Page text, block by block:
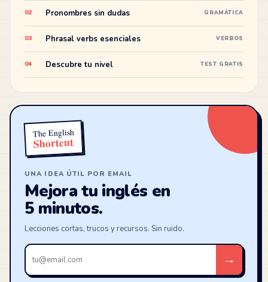
02 Pronombres sin dudas GRAMÁTICA
03 Phrasal verbs esenciales VERBOS
04 Descubre tu nivel TEST GRATIS
The English
Shortcut
UNA IDEA ÚTIL POR EMAIL
Mejora tu inglés en
5 minutos.
Lecciones cortas, trucos y recursos. Sin ruido.
Tu
email
→